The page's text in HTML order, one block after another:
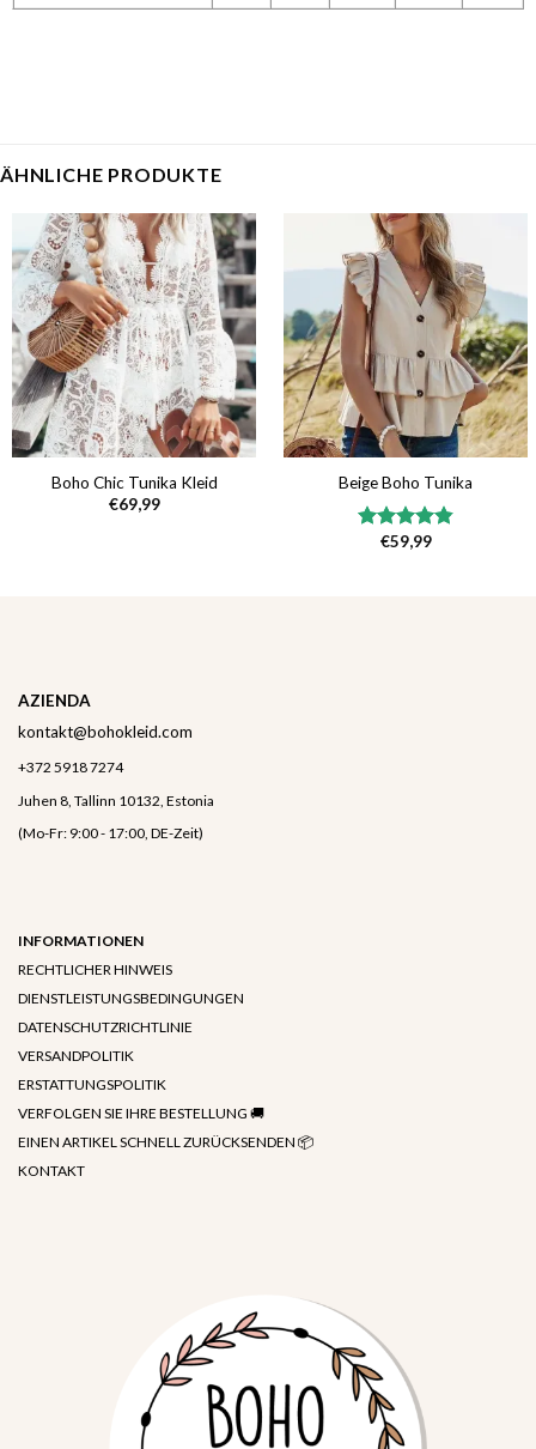
ÄHNLICHE PRODUKTE
Boho Chic Tunika Kleid
€69,99
Beige Boho Tunika
Bewertet
€59,99
AZIENDA
kontakt@bohokleid.com
+372 5918 7274
Juhen 8, Tallinn 10132, Estonia
(Mo-Fr: 9:00 - 17:00, DE-Zeit)
INFORMATIONEN
RECHTLICHER HINWEIS
DIENSTLEISTUNGSBEDINGUNGEN
DATENSCHUTZRICHTLINIE
VERSANDPOLITIK
ERSTATTUNGSPOLITIK
VERFOLGEN SIE IHRE BESTELLUNG 🚚
EINEN ARTIKEL SCHNELL ZURÜCKSENDEN 📦
KONTAKT